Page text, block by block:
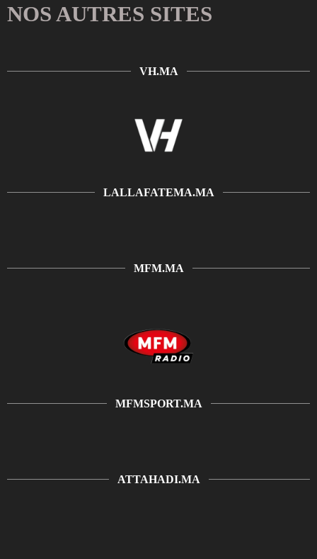
NOS AUTRES SITES
VH.MA
LALLAFATEMA.MA
MFM.MA
MFMSPORT.MA
ATTAHADI.MA